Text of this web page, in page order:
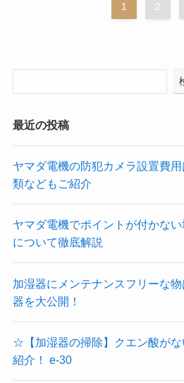
1 2
最近の投稿
ヤマダ電機の防犯カメラ設置費
類などもご紹介
ヤマダ電機でポイントが付かな
について徹底解説
加湿器にメンテナンスフリーな
器を大公開！
☆【加湿器の掃除】クエン酸が
紹介！ e-30